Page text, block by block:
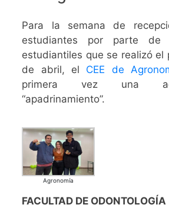
Para la semana de
estudiantes por parte de
estudiantiles que se realizó el
de abril, el CEE de
primera vez una
“apadrinamiento”.
Agronomía
FACULTAD DE ODONTOLOGÍA